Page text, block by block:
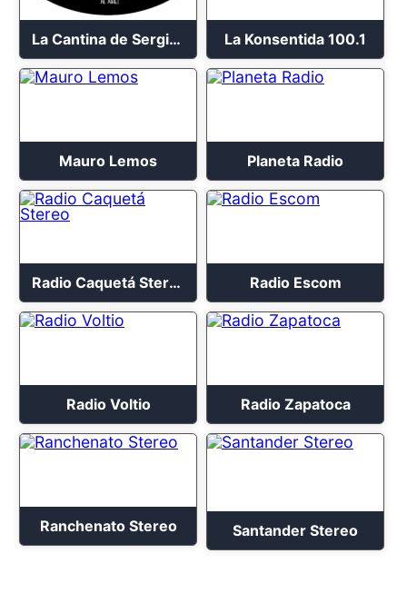
La Cantina de Sergio Zapata La Konsentida 100.1
Mauro Lemos Planeta Radio
Radio Caquetá Stereo Radio Escom
Radio Voltio Radio Zapatoca
Ranchenato Stereo Santander Stereo